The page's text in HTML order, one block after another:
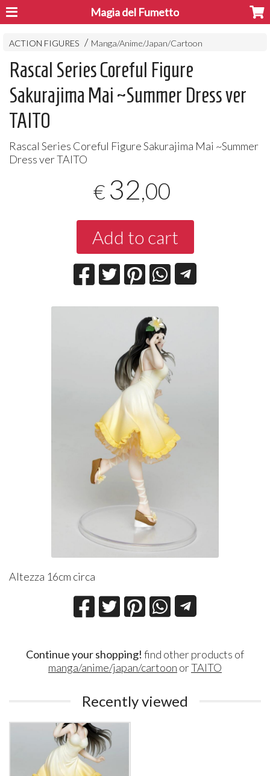
Magia del Fumetto
ACTION FIGURES Manga/Anime/Japan/Cartoon
Rascal Series Coreful Figure
Sakurajima Mai ~Summer Dress ver
TAITO
Rascal Series Coreful Figure Sakurajima Mai ~Summer
Dress verTAITO
€ 32,00
Add to cart
Altezza 16cm circa
Continue your shopping! find other products of
manga/anime/japan/cartoon orTAITO
Recently viewed